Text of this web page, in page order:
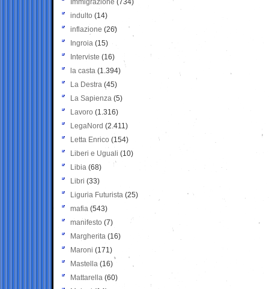
Immigrazione (734)
indulto (14)
inflazione (26)
Ingroia (15)
Interviste (16)
la casta (1.394)
La Destra (45)
La Sapienza (5)
Lavoro (1.316)
LegaNord (2.411)
Letta Enrico (154)
Liberi e Uguali (10)
Libia (68)
Libri (33)
Liguria Futurista (25)
mafia (543)
manifesto (7)
Margherita (16)
Maroni (171)
Mastella (16)
Mattarella (60)